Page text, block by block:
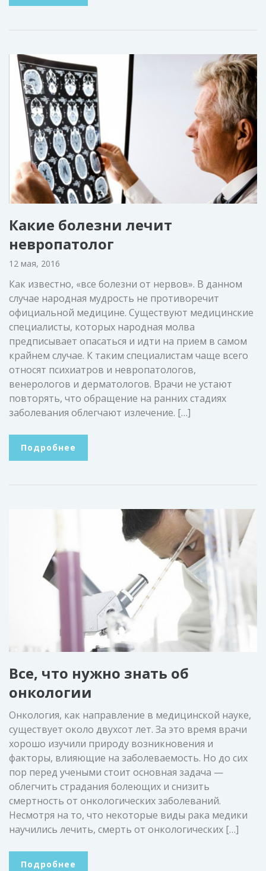
Какие болезни лечит
невропатолог
12 мая, 2016
Как известно, «все болезни от нервов». В данном
случае народная мудрость не противоречит
официальной медицине. Существуют медицинские
специалисты, которых народная молва
предписывает опасаться и идти на прием в самом
крайнем случае. К таким специалистам чаще всего
относят психиатров и невропатологов,
венерологов и дерматологов. Врачи не устают
повторять, что обращение на ранних стадиях
заболевания облегчают излечение. […]
Подробнее
Все, что нужно знать об
онкологии
Онкология, как направление в медицинской науке,
существует около двухсот лет. За это время врачи
хорошо изучили природу возникновения и
факторы, влияющие на заболеваемость. Но до сих
пор перед учеными стоит основная задача —
облегчить страдания болеющих и снизить
смертность от онкологических заболеваний.
Несмотря на то, что некоторые виды рака медики
научились лечить, смерть от онкологических […]
Подробнее